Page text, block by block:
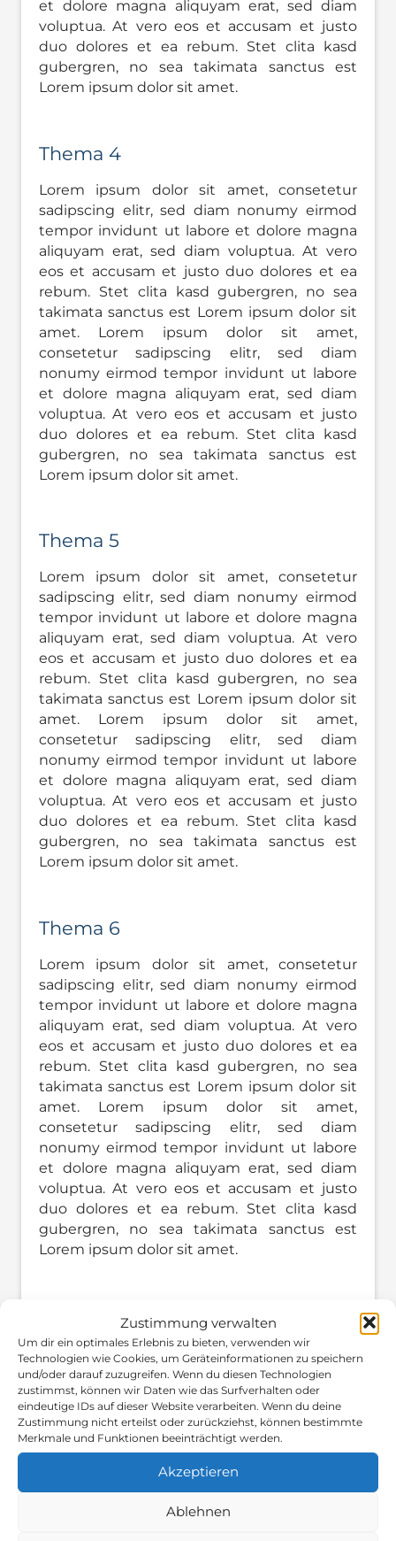
Zustimmung verwalten
Um dir ein optimales Erlebnis zu bieten, verwenden wir
Technologien wie Cookies, um Geräteinformationen zu speichern
und/oder darauf zuzugreifen. Wenn du diesen Technologien
zustimmst, können wir Daten wie das Surfverhalten oder
eindeutige IDs auf dieser Website verarbeiten. Wenn du deine
Zustimmung nicht erteilst oder zurückziehst, können bestimmte
Merkmale und Funktionen beeinträchtigt werden.
Akzeptieren
Ablehnen
et dolore magna aliquyam erat, sed diam
voluptua. At vero eos et accusam et justo
duo dolores et ea rebum. Stet clita kasd
gubergren, no sea takimata sanctus est
Lorem ipsum dolor sit amet.
Thema 4
Lorem ipsum dolor sit amet, consetetur
sadipscing elitr, sed diam nonumy eirmod
tempor invidunt ut labore et dolore magna
aliquyam erat, sed diam voluptua. At vero
eos et accusam et justo duo dolores et ea
rebum. Stet clita kasd gubergren, no sea
takimata sanctus est Lorem ipsum dolor sit
amet. Lorem ipsum dolor sit amet,
consetetur sadipscing elitr, sed diam
nonumy eirmod tempor invidunt ut labore
et dolore magna aliquyam erat, sed diam
voluptua. At vero eos et accusam et justo
duo dolores et ea rebum. Stet clita kasd
gubergren, no sea takimata sanctus est
Lorem ipsum dolor sit amet.
Thema 5
Lorem ipsum dolor sit amet, consetetur
sadipscing elitr, sed diam nonumy eirmod
tempor invidunt ut labore et dolore magna
aliquyam erat, sed diam voluptua. At vero
eos et accusam et justo duo dolores et ea
rebum. Stet clita kasd gubergren, no sea
takimata sanctus est Lorem ipsum dolor sit
amet. Lorem ipsum dolor sit amet,
consetetur sadipscing elitr, sed diam
nonumy eirmod tempor invidunt ut labore
et dolore magna aliquyam erat, sed diam
voluptua. At vero eos et accusam et justo
duo dolores et ea rebum. Stet clita kasd
gubergren, no sea takimata sanctus est
Lorem ipsum dolor sit amet.
Thema 6
Lorem ipsum dolor sit amet, consetetur
sadipscing elitr, sed diam nonumy eirmod
tempor invidunt ut labore et dolore magna
aliquyam erat, sed diam voluptua. At vero
eos et accusam et justo duo dolores et ea
rebum. Stet clita kasd gubergren, no sea
takimata sanctus est Lorem ipsum dolor sit
amet. Lorem ipsum dolor sit amet,
consetetur sadipscing elitr, sed diam
nonumy eirmod tempor invidunt ut labore
et dolore magna aliquyam erat, sed diam
voluptua. At vero eos et accusam et justo
duo dolores et ea rebum. Stet clita kasd
gubergren, no sea takimata sanctus est
Lorem ipsum dolor sit amet.